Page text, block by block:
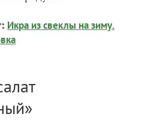
Икра из свеклы на зиму.